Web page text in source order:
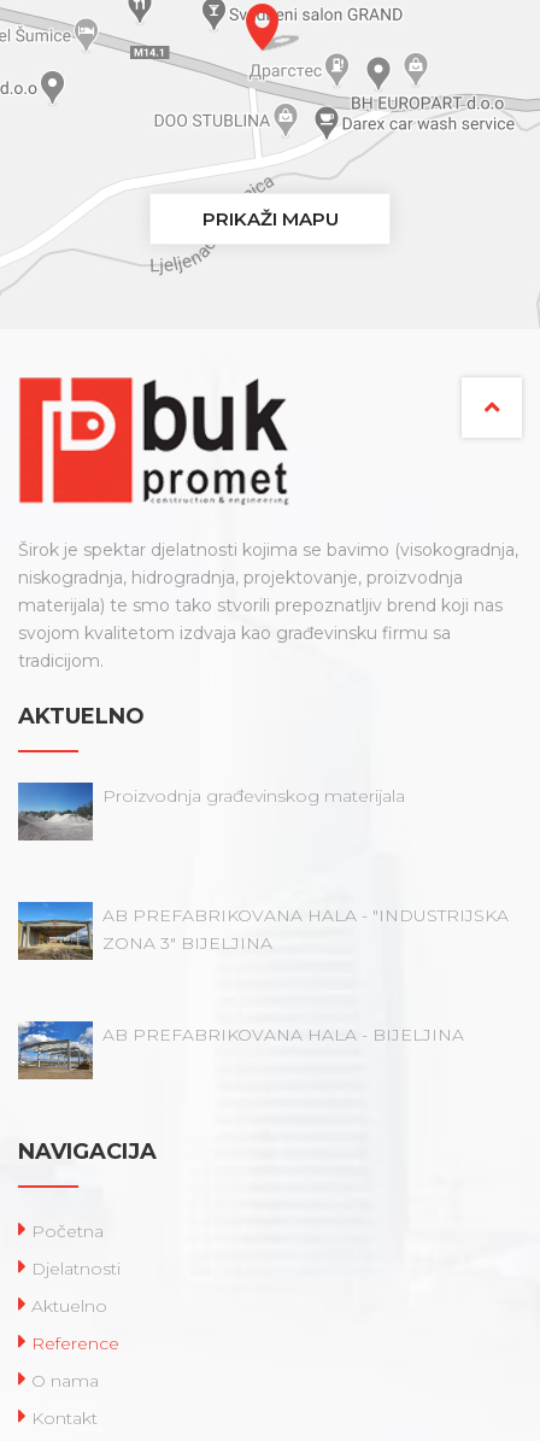
PRIKAŽI MAPU
Širok je spektar djelatnosti kojima se bavimo (visokogradnja,
niskogradnja, hidrogradnja, projektovanje, proizvodnja
materijala) te smo tako stvorili prepoznatljiv brend koji nas
svojom kvalitetom izdvaja kao građevinsku firmu sa
tradicijom.
AKTUELNO
Proizvodnja građevinskog materijala
AB PREFABRIKOVANA HALA - "INDUSTRIJSKA
ZONA 3" BIJELJINA
AB PREFABRIKOVANA HALA - BIJELJINA
NAVIGACIJA
Početna
Djelatnosti
Aktuelno
Reference
O nama
Kontakt